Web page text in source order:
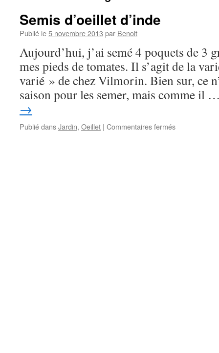
Semis d’oeillet d’inde
Publié le5 novembre 2013 par Benoit
Aujourd’hui, j’ai semé 4 poquets de 3
mes pieds de tomates. Il s’agit de la
varié » de chez Vilmorin. Bien sur, ce
saison pour les semer, mais comme il
→
Publié dansJardin, Oeillet | Commentaires ferméssur